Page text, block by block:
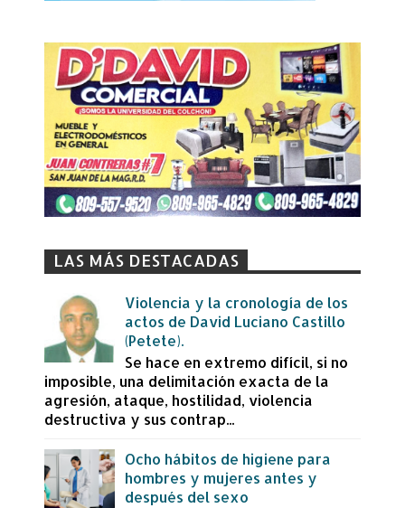
LAS MÁS DESTACADAS
Violencia y la cronología de los
actos de David Luciano Castillo
(Petete).
Se hace en extremo difícil, si no
imposible, una delimitación exacta de la
agresión, ataque, hostilidad, violencia
destructiva y sus contrap...
Ocho hábitos de higiene para
hombres y mujeres antes y
después del sexo